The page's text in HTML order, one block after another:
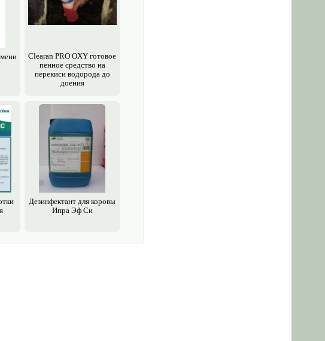
Clearan PRO OXY готовое
пенное средство на
перекиси водорода до
доения
Дезинфектант для коровы
Ипра Эф Си